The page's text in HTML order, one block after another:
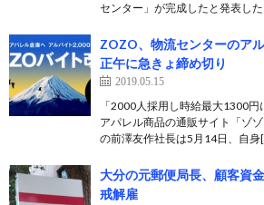
センター」が完成したと発表し
ZOZO、物流センターのア
正午に急きょ締め切り
2019.05.15
「2000人採用し時給最大1300
アパレル商品の通販サイト「ゾ
の前澤友作社長は5月14日、自
大分の元郵便局長、顧客資
戒解雇